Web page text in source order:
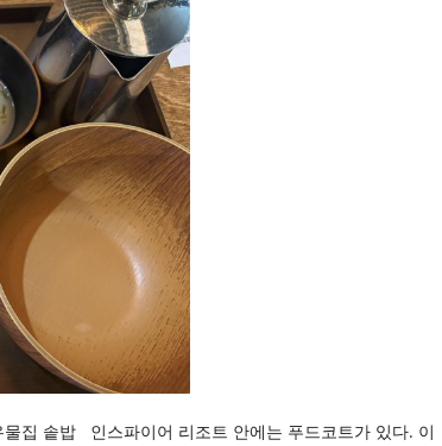
집 솥밥 인스파이어 리조트 안에는 푸드코트가 있다. 이